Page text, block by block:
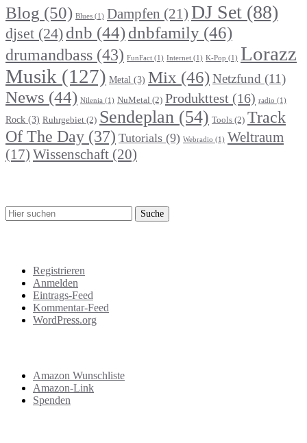
Blog (50) Blues (1) Dampfen (21) DJ Set (88)
djset (24) dnb (44)dnbfamily (46)
drumandbass (43) FunFact (1) Internet (1) K-Pop (1) Lorazz
Musik (127) Metal (3) Mix (46)Netzfund (11)
News (44) Nilenia (1) NuMetal (2) Produkttest (16) radio (1)
Rock (3) Ruhrgebiet (2) Sendeplan (54) Tools (2) Track
Of The Day (37) Tutorials (9) Webradio (1) Weltraum
(17) Wissenschaft (20)
Registrieren
Anmelden
Eintrags-Feed
Kommentar-Feed
WordPress.org
Amazon Wunschliste
Amazon-Link
Spenden